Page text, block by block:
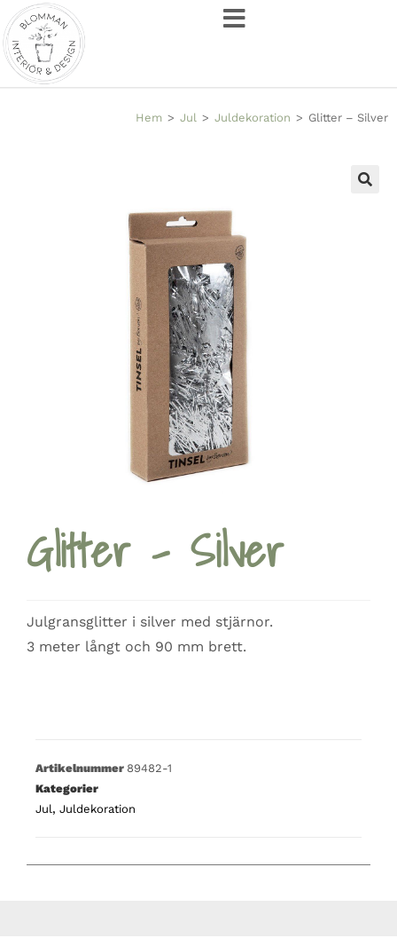
Hem > Jul > Juldekoration > Glitter – Silver
Glitter – Silver
Julgransglitter i silver med stjärnor.
3 meter långt och 90 mm brett.
Artikelnummer 89482-1
Kategorier
Jul, Juldekoration